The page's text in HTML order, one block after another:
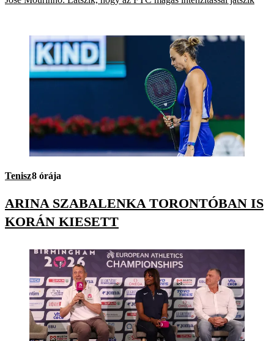
Tenisz8 órája
ARINA SZABALENKA TORONTÓBAN IS
KORÁN KIESETT